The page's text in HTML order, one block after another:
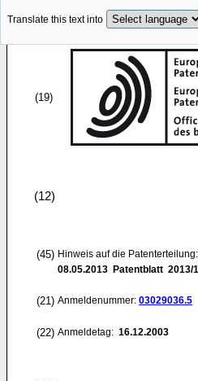
Translate this text into
(19)
(12)
(45) Hinweis auf die Patenterteilung:
08.05.2013 Patentblatt 2013/
(21) Anmeldenummer: 03029036.5
(22) Anmeldetag: 16.12.2003